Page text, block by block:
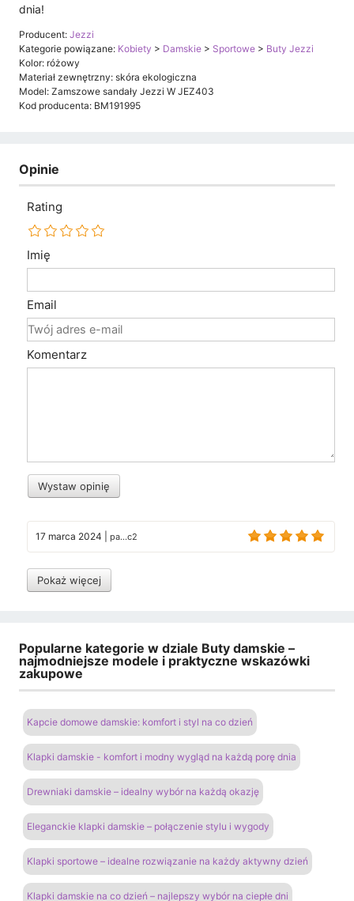
dnia!
Producent: Jezzi
Kategorie powiązane: Kobiety > Damskie > Sportowe > Buty Jezzi
Kolor: różowy
Materiał zewnętrzny: skóra ekologiczna
Model: Zamszowe sandały Jezzi W JEZ403
Kod producenta: BM191995
Opinie
Rating
Imię
Email
Komentarz
Wystaw opinię
17 marca 2024 pa...c2
Pokaż więcej
Popularne kategorie w dziale Buty damskie –
najmodniejsze modele i praktyczne wskazówki
zakupowe
Kapcie domowe damskie: komfort i styl na co dzień
Klapki damskie - komfort i modny wygląd na każdą porę dnia
Drewniaki damskie – idealny wybór na każdą okazję
Eleganckie klapki damskie – połączenie stylu i wygody
Klapki sportowe – idealne rozwiązanie na każdy aktywny dzień
Klapki damskie na co dzień – najlepszy wybór na ciepłe dni